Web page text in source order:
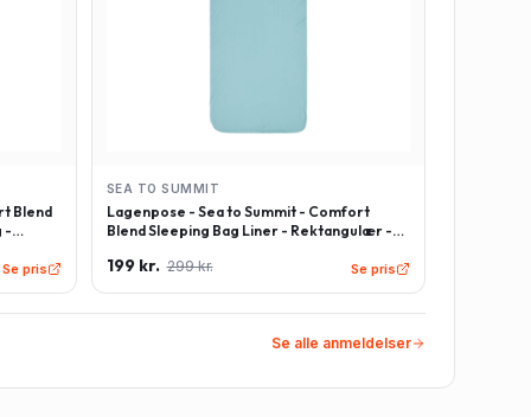
Blend
-
Se pris
SEA TO SUMMIT
Lagenpose - Sea to Summit - Comfort
Blend Sleeping Bag Liner - Rektangulær -
199 kr. 299 kr. Se pris
Se alle anmeldelser